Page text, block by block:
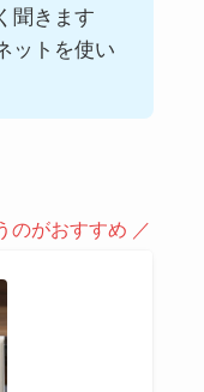
聞きます
ットを使い
のがおすすめ ／